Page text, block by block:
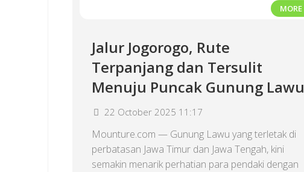
MORE
Jalur Jogorogo, Rute
Terpanjang dan Tersulit
Menuju Puncak Gunung Lawu
22 October 2025 11:17
Mounture.com — Gunung Lawu yang terletak di
perbatasan Jawa Timur dan Jawa Tengah, kini
semakin menarik perhatian para pendaki dengan